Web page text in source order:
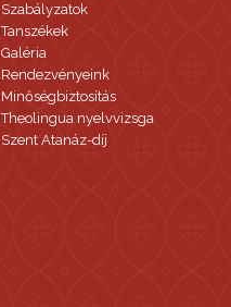
Szabályzatok
Tanszékek
Galéria
Rendezvényeink
Minőségbiztosítás
Theolingua nyelvvizsga
Szent Atanáz-díj